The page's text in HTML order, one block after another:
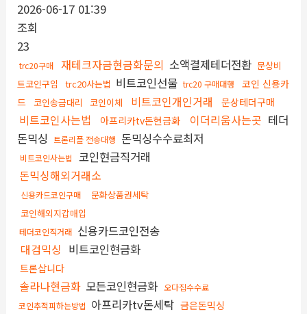
2026-06-17 01:39
조회
23
trc20구매 재테크자금현금화문의 소액결제테더전환 문상비
트코인구입
trc20사는법 비트코인선물 trc20 구매대행
코인 신용카
드 코인송금대리 코인이체 비트코인개인거래 문상테더구매
비트코인사는법 아프리카tv돈현금화 이더리움사는곳 테더
돈믹싱
트론리플 전송대행 돈믹싱수수료최저
비트코인사는법
코인현금직거래
돈믹싱해외거래소
신용카드코인구매
문화상품권세탁
코인해외지갑매입
테더코인직거래 신용카드코인전송
대검믹싱 비트코인현금화
트론삽니다
솔라나현금화 모든코인현금화 오다집수수료
코인추적피하는방법 아프리카tv돈세탁 금은돈믹싱